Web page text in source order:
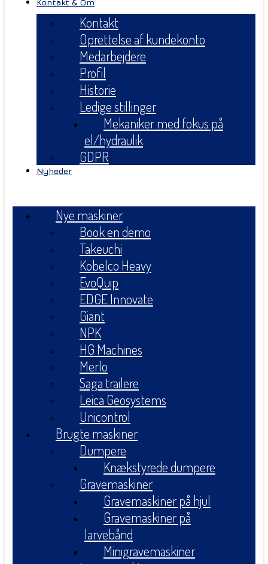
Kontakt & Om
Kontakt
Oprettelse af kundekonto
Medarbejdere
Profil
Historie
Ledige stillinger
Mekaniker med fokus på
el/hydraulik
GDPR
Nyheder
Nye maskiner
Book en demo
Takeuchi
Kobelco Heavy
EvoQuip
EDGE Innovate
Giant
NPK
HG Machines
Merlo
Saga trailere
Leica Geosystems
Unicontrol
Brugte maskiner
Dumpere
Knækstyrede dumpere
Gravemaskiner
Gravemaskiner på hjul
Gravemaskiner på
larvebånd
Minigravemaskiner